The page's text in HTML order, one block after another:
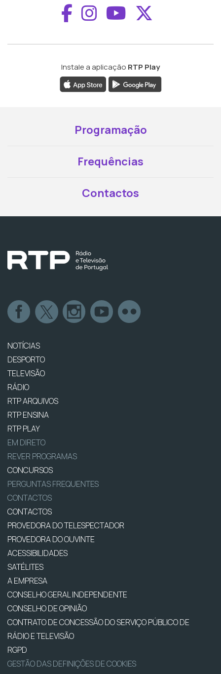
Aceder ao
Aceder ao
Aceder ao
Instale a aplicação RTP Play
Programação
Frequências
Contactos
NOTÍCIAS
DESPORTO
TELEVISÃO
RÁDIO
RTP ARQUIVOS
RTP ENSINA
RTP PLAY
EM DIRETO
REVER PROGRAMAS
CONCURSOS
PERGUNTAS FREQUENTES
CONTACTOS
CONTACTOS
PROVEDORA DO TELESPECTADOR
PROVEDORA DO OUVINTE
ACESSIBILIDADES
SATÉLITES
A EMPRESA
CONSELHO GERAL INDEPENDENTE
CONSELHO DE OPINIÃO
CONTRATO DE CONCESSÃO DO SERVIÇO PÚBLICO DE
RÁDIO E TELEVISÃO
RGPD
GESTÃO DAS DEFINIÇÕES DE COOKIES